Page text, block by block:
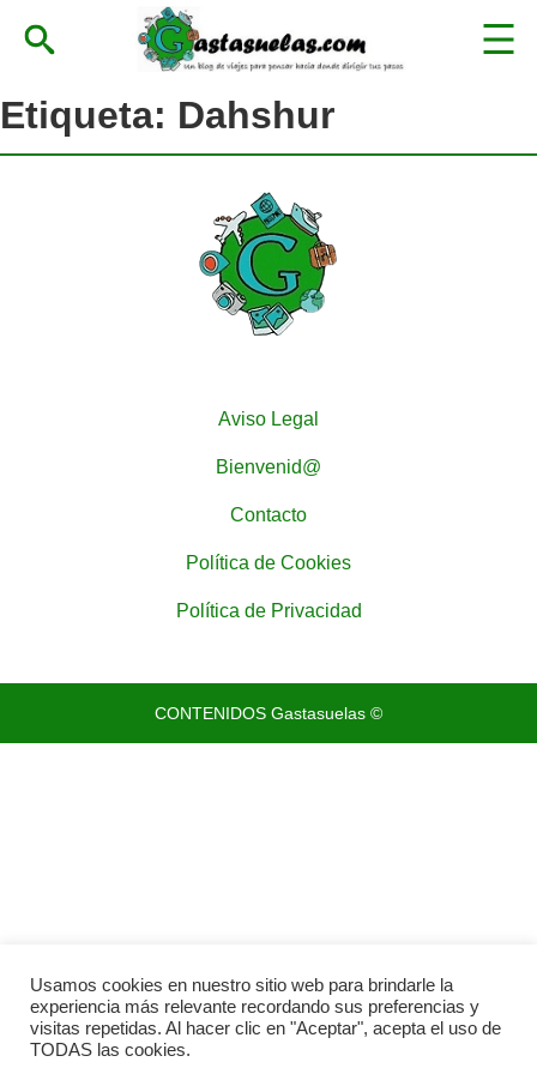
Etiqueta: Dahshur
Aviso Legal
Bienvenid@
Contacto
Política de Cookies
Política de Privacidad
CONTENIDOS Gastasuelas ©
Usamos cookies en nuestro sitio web para brindarle la
experiencia más relevante recordando sus preferencias y
visitas repetidas. Al hacer clic en "Aceptar", acepta el uso de
TODAS las cookies.